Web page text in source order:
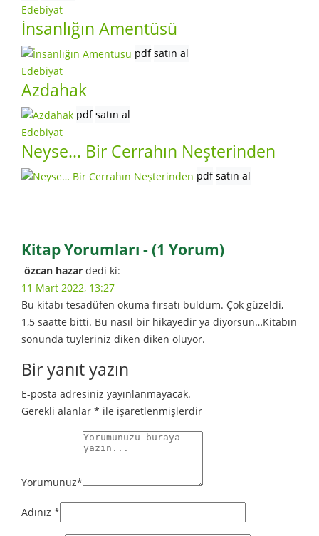
Edebiyat
İnsanlığın Amentüsü
pdf satın al
Edebiyat
Azdahak
pdf satın al
Edebiyat
Neyse… Bir Cerrahın Neşterinden
pdf satın al
Kitap Yorumları - (1 Yorum)
özcan hazar dedi ki:
11 Mart 2022, 13:27
Bu kitabı tesadüfen okuma fırsatı buldum. Çok güzeldi,
1,5 saatte bitti. Bu nasıl bir hikayedir ya diyorsun…Kitabın
sonunda tüyleriniz diken diken oluyor.
Bir yanıt yazın
E-posta adresiniz yayınlanmayacak.
Gerekli alanlar * ile işaretlenmişlerdir
Yorumunuz*
Adınız *